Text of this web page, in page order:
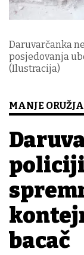
Daruvarčanka
posjedovanja
(Ilustracija)
MANJE
bacač